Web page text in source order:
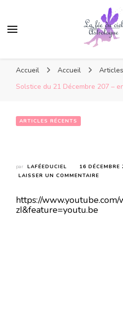
Accueil Accueil
Solstice du 21 Décembre 207 –
ARTICLES RÉCENTS
par LAFÉEDUCIEL
16 DÉCEMBRE
LAISSER UN COMMENTAIRE
21
https://www.youtube.com/
zI&feature=youtu.be